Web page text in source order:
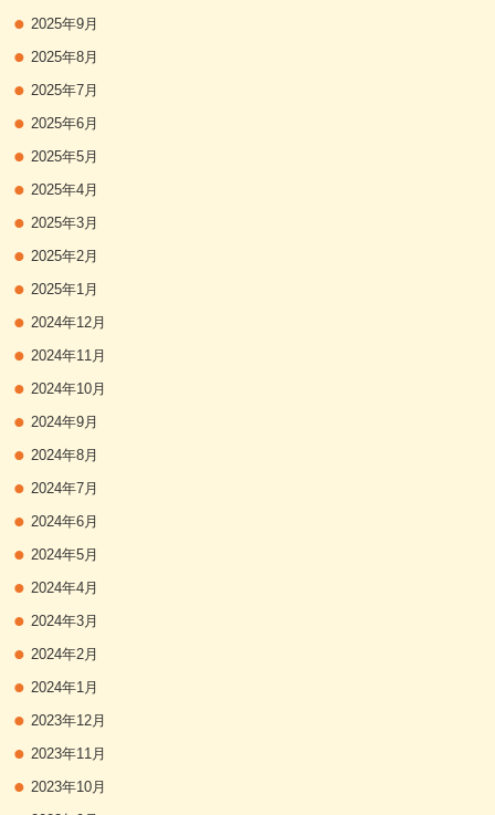
2025年9月
2025年8月
2025年7月
2025年6月
2025年5月
2025年4月
2025年3月
2025年2月
2025年1月
2024年12月
2024年11月
2024年10月
2024年9月
2024年8月
2024年7月
2024年6月
2024年5月
2024年4月
2024年3月
2024年2月
2024年1月
2023年12月
2023年11月
2023年10月